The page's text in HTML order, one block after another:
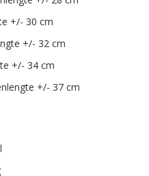
+/- 30 cm
+/- 32 cm
+/- 34 cm
+/- 37 cm